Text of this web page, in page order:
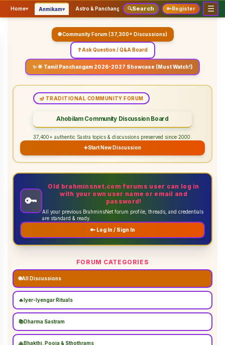
Home▾ Anmikam▾ Astro & Panchangam▾ Vaidhikam & Sastram▾
🔍Search 🔑Register ☰
🌐 Community Forum (37,300+ Discussions)
❓ Ask Question / Q&A Board
✨ 🌟 Tamil Panchangam 2026-2027 Showcase (Must Watch!)
🪔 TRADITIONAL COMMUNITY FORUM
Ahobilam Community Discussion Board
37,400+ authentic Sastra topics & discussions preserved since 2000.
➕Start New Discussion
🔑
Old brahminsnet.com forums user can log in
with your own user name or email and
password!
All your previous BrahminsNet forum profile, threads, and credentials
are standard & ready.
🔑 Log In / Sign In
FORUM CATEGORIES
🌐All Discussions
🔥 Iyer-Iyengar Rituals
📚Dharma Sastram
🙏Bhakthi, Pooja & Sthothrams